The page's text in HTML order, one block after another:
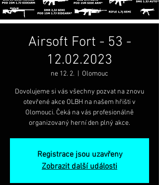
Airsoft Fort - 53 -
12.02.2023
ne 12. 2. Olomouc
Dovolujeme si vás všechny pozvat na znovu
otevřené akce OLBH na našem hřišti v
Olomouci. Čeká na vás profesionálně
organizovaný herní den plný akce.
Registrace jsou uzavřeny
Zobrazit další události